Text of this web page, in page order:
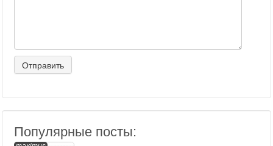
Популярные посты: